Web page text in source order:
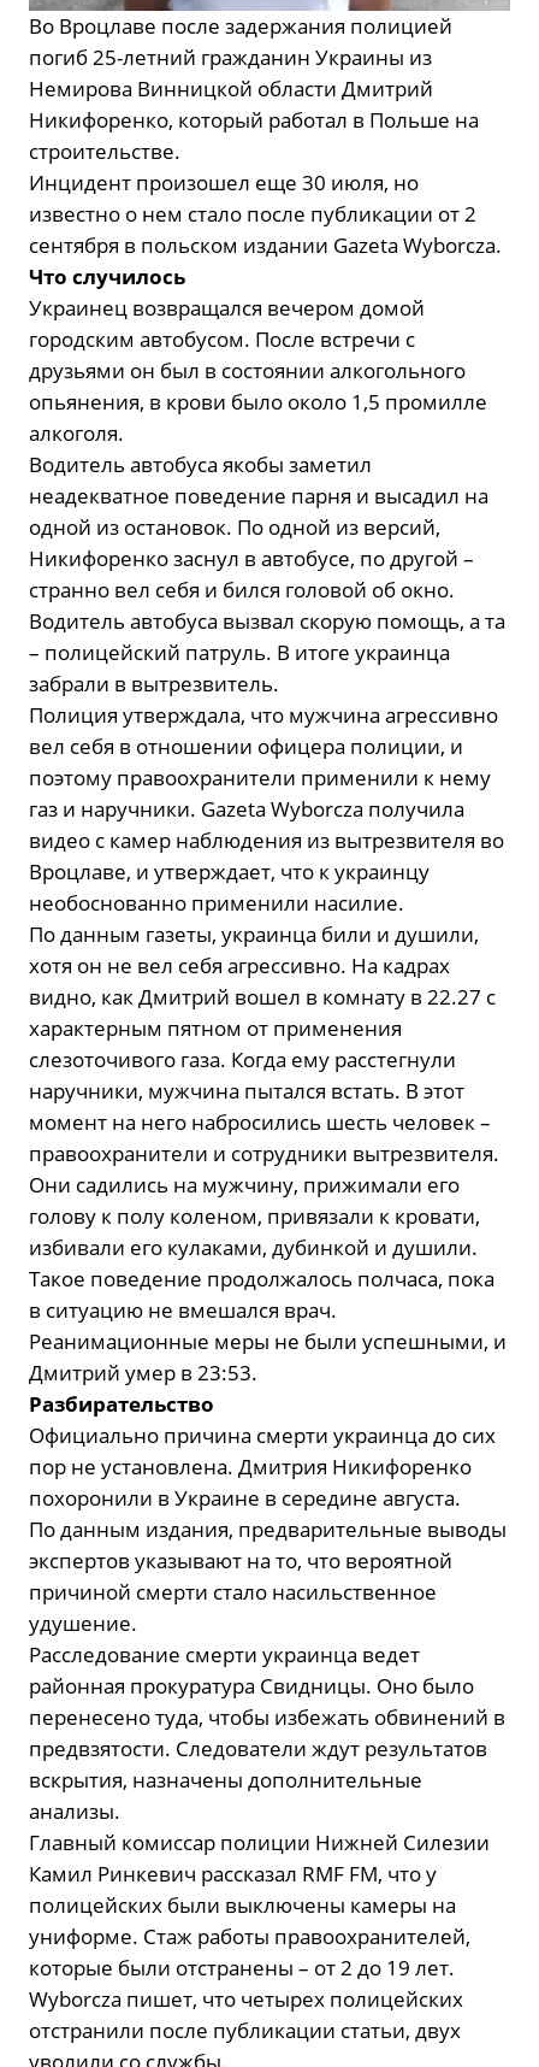
Во Вроцлаве после задержания полицией
погиб 25-летний гражданин Украины из
Немирова Винницкой области Дмитрий
Никифоренко, который работал в Польше на
строительстве.
Инцидент произошел еще 30 июля, но
известно о нем стало после публикации от 2
сентября в польском издании Gazeta Wyborcza.
Что случилось
Украинец возвращался вечером домой
городским автобусом. После встречи с
друзьями он был в состоянии алкогольного
опьянения, в крови было около 1,5 промилле
алкоголя.
Водитель автобуса якобы заметил
неадекватное поведение парня и высадил на
одной из остановок. По одной из версий,
Никифоренко заснул в автобусе, по другой –
странно вел себя и бился головой об окно.
Водитель автобуса вызвал скорую помощь, а та
– полицейский патруль. В итоге украинца
забрали в вытрезвитель.
Полиция утверждала, что мужчина агрессивно
вел себя в отношении офицера полиции, и
поэтому правоохранители применили к нему
газ и наручники. Gazeta Wyborcza получила
видео с камер наблюдения из вытрезвителя во
Вроцлаве, и утверждает, что к украинцу
необоснованно применили насилие.
По данным газеты, украинца били и душили,
хотя он не вел себя агрессивно. На кадрах
видно, как Дмитрий вошел в комнату в 22.27 с
характерным пятном от применения
слезоточивого газа. Когда ему расстегнули
наручники, мужчина пытался встать. В этот
момент на него набросились шесть человек –
правоохранители и сотрудники вытрезвителя.
Они садились на мужчину, прижимали его
голову к полу коленом, привязали к кровати,
избивали его кулаками, дубинкой и душили.
Такое поведение продолжалось полчаса, пока
в ситуацию не вмешался врач.
Реанимационные меры не были успешными, и
Дмитрий умер в 23:53.
Разбирательство
Официально причина смерти украинца до сих
пор не установлена. Дмитрия Никифоренко
похоронили в Украине в середине августа.
По данным издания, предварительные выводы
экспертов указывают на то, что вероятной
причиной смерти стало насильственное
удушение.
Расследование смерти украинца ведет
районная прокуратура Свидницы. Оно было
перенесено туда, чтобы избежать обвинений в
предвзятости. Следователи ждут результатов
вскрытия, назначены дополнительные
анализы.
Главный комиссар полиции Нижней Силезии
Камил Ринкевич рассказал RMF FM, что у
полицейских были выключены камеры на
униформе. Стаж работы правоохранителей,
которые были отстранены – от 2 до 19 лет.
Wyborcza пишет, что четырех полицейских
отстранили после публикации статьи, двух
уволили со службы.